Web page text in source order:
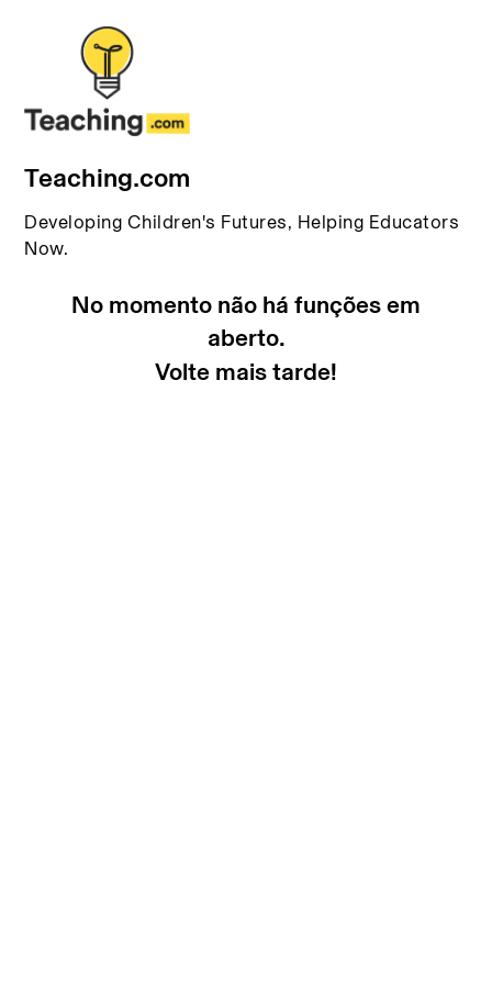
Teaching.com
Developing Children's Futures, Helping Educators
Now.
No momento não há funções em
aberto.
Volte mais tarde!